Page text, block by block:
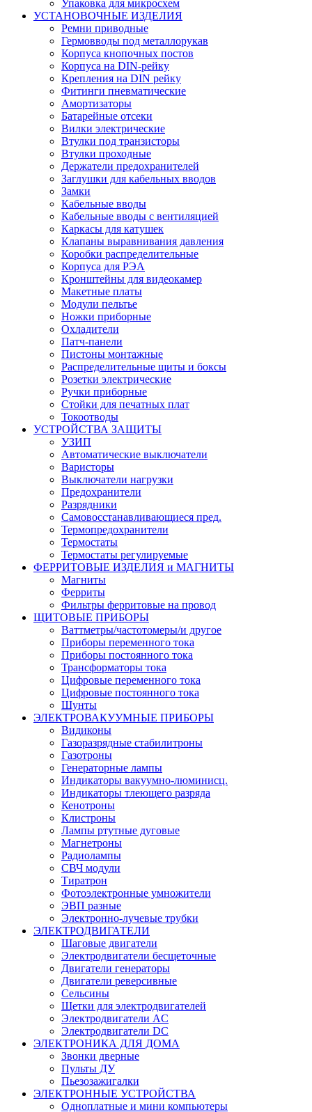
Упаковка для микросхем
УСТАНОВОЧНЫЕ ИЗДЕЛИЯ
Ремни приводные
Гермовводы под металлорукав
Корпуса кнопочных постов
Корпуса на DIN-рейку
Крепления на DIN рейку
Фитинги пневматические
Амортизаторы
Батарейные отсеки
Вилки электрические
Втулки под транзисторы
Втулки проходные
Держатели предохранителей
Заглушки для кабельных вводов
Замки
Кабельные вводы
Кабельные вводы с вентиляцией
Каркасы для катушек
Клапаны выравнивания давления
Коробки распределительные
Корпуса для РЭА
Кронштейны для видеокамер
Макетные платы
Модули пельтье
Ножки приборные
Охладители
Патч-панели
Пистоны монтажные
Распределительные щиты и боксы
Розетки электрические
Ручки приборные
Стойки для печатных плат
Токоотводы
УСТРОЙСТВА ЗАЩИТЫ
УЗИП
Автоматические выключатели
Варисторы
Выключатели нагрузки
Предохранители
Разрядники
Самовосстанавливающиеся пред.
Термопредохранители
Термостаты
Термостаты регулируемые
ФЕРРИТОВЫЕ ИЗДЕЛИЯ и МАГНИТЫ
Магниты
Ферриты
Фильтры ферритовые на провод
ЩИТОВЫЕ ПРИБОРЫ
Ваттметры/частотомеры/и другое
Приборы переменного тока
Приборы постоянного тока
Трансформаторы тока
Цифровые переменного тока
Цифровые постоянного тока
Шунты
ЭЛЕКТРОВАКУУМНЫЕ ПРИБОРЫ
Видиконы
Газоразрядные стабилитроны
Газотроны
Генераторные лампы
Индикаторы вакуумно-люминисц.
Индикаторы тлеющего разряда
Кенотроны
Клистроны
Лампы ртутные дуговые
Магнетроны
Радиолампы
СВЧ модули
Тиратрон
Фотоэлектронные умножители
ЭВП разные
Электронно-лучевые трубки
ЭЛЕКТРОДВИГАТЕЛИ
Шаговые двигатели
Электродвигатели бесщеточные
Двигатели генераторы
Двигатели реверсивные
Сельсины
Щетки для электродвигателей
Электродвигатели AC
Электродвигатели DC
ЭЛЕКТРОНИКА ДЛЯ ДОМА
Звонки дверные
Пульты ДУ
Пьезозажигалки
ЭЛЕКТРОННЫЕ УСТРОЙСТВА
Одноплатные и мини компьютеры